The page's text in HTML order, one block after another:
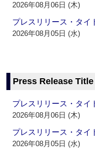
2026年08月06日 (木)
プレスリリース・タ
2026年08月05日 (水)
Press Release
プレスリリース・タ
2026年08月06日 (木)
プレスリリース・タ
2026年08月05日 (水)